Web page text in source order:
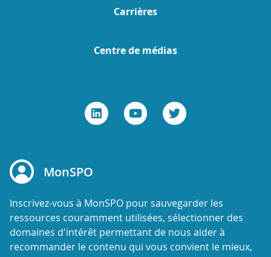
Carrières
Centre de médias
MonSPO
Inscrivez-vous à MonSPO pour sauvegarder les
ressources couramment utilisées, sélectionner des
domaines d'intérêt permettant de nous aider à
recommander le contenu qui vous convient le mieux,